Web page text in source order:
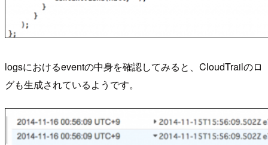
logsにおけるeventの中身を確認してみると、CloudTrailのロ
グも生成されているようです。